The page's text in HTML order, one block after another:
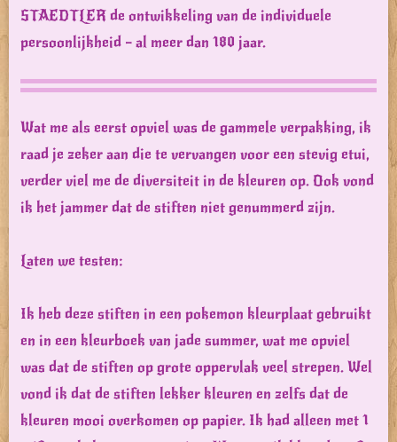
STAEDTLER de ontwikkeling van de individuele
persoonlijkheid – al meer dan 180 jaar.
Wat me als eerst opviel was de gammele verpakking, ik
raad je zeker aan die te vervangen voor een stevig etui,
verder viel me de diversiteit in de kleuren op. Ook vond
ik het jammer dat de stiften niet genummerd zijn.
Laten we testen:
Ik heb deze stiften in een pokemon kleurplaat gebruikt
en in een kleurboek van jade summer, wat me opviel
was dat de stiften op grote oppervlak veel strepen. Wel
vond ik dat de stiften lekker kleuren en zelfs dat de
kleuren mooi overkomen op papier. Ik had alleen met 1